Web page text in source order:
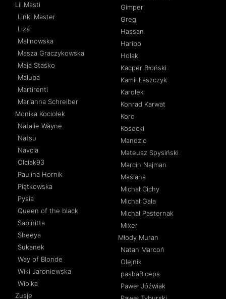
Lil Masti
Linki Master
Liza
Malinowska
Masza Graczykowska
Maja Staśko
Maluba
Martirenti
Marianna Schreiber
Monika Kociołek
Natalie Wayne
Natsu
Navcia
Olciak93
Paulina Hornik
Piątkowska
Pysia
Queen of the black
Sabinitta
Sheeya
Sukanek
Way of Blonde
Wiki Jaroniewska
Wiolka
Zusje
Gimper
Greg
Hassan
Haribo
Holak
Kacper Błoński
Kamil Łaszczyk
Karolek
Konrad Karwat
Koro
Kosecki
Mandzio
Mateusz Spysiński
Marcin Najman
Maślana
Michał Cichy
Michał Gała
Michał Pasternak
Mixer
Młody Muran
Natan Marcoń
Olejnik
pashaBiceps
Paweł Jóźwiak